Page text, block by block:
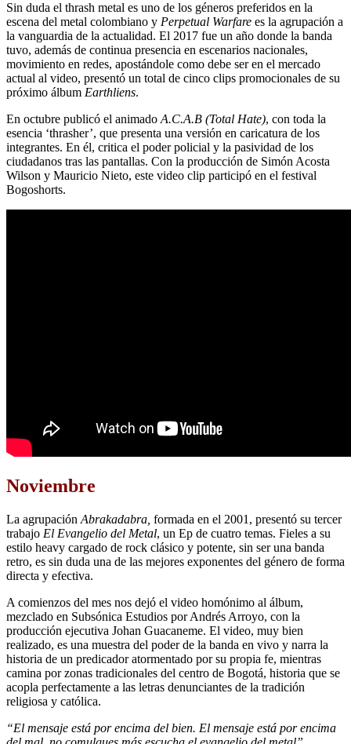
Sin duda el thrash metal es uno de los géneros preferidos en la
escena del metal colombiano y Perpetual Warfare es la agrupación a
la vanguardia de la actualidad. El 2017 fue un año donde la banda
tuvo, además de continua presencia en escenarios nacionales,
movimiento en redes, apostándole como debe ser en el mercado
actual al video, presentó un total de cinco clips promocionales de su
próximo álbum Earthliens.
En octubre publicó el animadoA.C.A.B (Total Hate), con toda la
esencia ‘thrasher’, que presenta una versión en caricatura de los
integrantes. En él, critica el poder policial y la pasividad de los
ciudadanos tras las pantallas. Con la producción de Simón Acosta
Wilson y Mauricio Nieto, este video clip participó en el festival
Bogoshorts.
Noviembre
La agrupación Abrakadabra, formada en el 2001, presentó su tercer
trabajo El Evangelio del Metal, un Ep de cuatro temas. Fieles a su
estilo heavy cargado de rock clásico y potente, sin ser una banda
retro, es sin duda una de las mejores exponentes del género de forma
directa y efectiva.
A comienzos del mes nos dejó el video homónimo al álbum,
mezclado en Subsónica Estudios por Andrés Arroyo, con la
producción ejecutiva Johan Guacaneme. El video, muy bien
realizado, es una muestra del poder de la banda en vivo y narra la
historia de un predicador atormentado por su propia fe, mientras
camina por zonas tradicionales del centro de Bogotá, historia que se
acopla perfectamente a las letras denunciantes de la tradición
religiosa y católica.
“El mensaje está por encima del bien. El mensaje está por encima